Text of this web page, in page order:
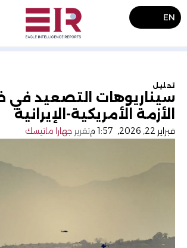
EN
تحليل
سيناريوهات التصعيد في
الأزمة الأمريكية-الإيرانية
فبراير 22, 2026 , 1:57 م تقرير جهارا ماتيسك